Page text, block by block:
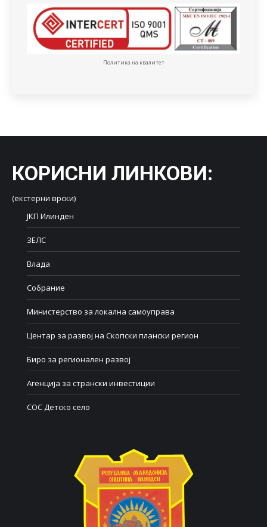
Политика на квалитет
КОРИСНИ ЛИНКОВИ:
(екстерни врски)
ЈКП Илинден
ЗЕЛС
Влада
Собрание
Министерство за локална самоуправа
Центар за развој на Скопски плански регион
Биро за регионален развој
Агенција за странски инвестиции
СОС Детско село